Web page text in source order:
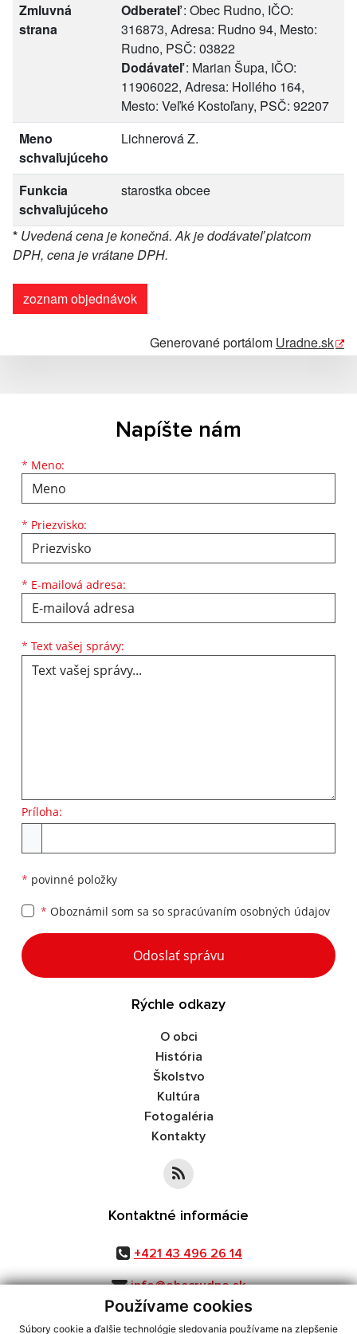
Používame cookies
Súbory cookie a ďalšie technológie sledovania používame na zlepšenie
Zmluvná
strana
Odberateľ: Obec Rudno, IČO:
316873, Adresa: Rudno 94, Mesto:
Rudno, PSČ: 03822
Dodávateľ: Marian Šupa, IČO:
11906022, Adresa: Hollého 164,
Mesto: Veľké Kostoľany, PSČ: 92207
Meno
schvaľujúceho
Lichnerová Z.
Funkcia
schvaľujúceho
starostka obcee
* Uvedená cena je konečná. Ak je dodávateľ platcom
DPH, cena je vrátane DPH.
zoznam objednávok
Generované portálom Uradne.sk
Napíšte nám
* Meno:
Meno
* Priezvisko:
Priezvisko
* E-mailová adresa:
E-mailová adresa
* Text vašej správy:
Príloha:
* povinné položky
* Oboznámil som sa so spracúvaním osobných údajov
Google reCaptcha Response
Odoslať správu
Rýchle odkazy
O obci
História
Školstvo
Kultúra
Fotogaléria
Kontakty
Kontaktné informácie
+421 43 496 26 14
info@obecrudno.sk